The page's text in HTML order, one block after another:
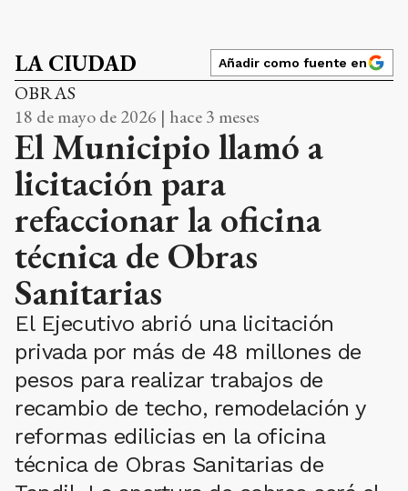
LA CIUDAD Añadir como fuente en
OBRAS
18 de mayo de 2026 | hace 3 meses
El Municipio llamó a
licitación para
refaccionar la oficina
técnica de Obras
Sanitarias
El Ejecutivo abrió una licitación
privada por más de 48 millones de
pesos para realizar trabajos de
recambio de techo, remodelación y
reformas edilicias en la oficina
técnica de Obras Sanitarias de